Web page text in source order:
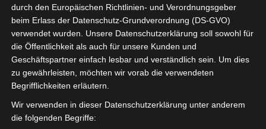
Natürlich ist die isdv nicht alleine hier.
Gemeinsam mit unseren Kolleginnen und
Kollegen desForum
Veranstaltungswirtschaftvertreten wir die
Veranstaltungswirtschaft und sprechen mit
den anwesenden Politikerinnen und
Politikern.
durch den Europäischen Richtlinien- und Verordnungsgeber
beim Erlass der Datenschutz-Grundverordnung (DS-GVO)
verwendet wurden. Unsere Datenschutzerklärung soll sowohl für
die Öffentlichkeit als auch für unsere Kunden und
Geschäftspartner einfach lesbar und verständlich sein. Um dies
zu gewährleisten, möchten wir vorab die verwendeten
Begrifflichkeiten erläutern.
Wir verwenden in dieser Datenschutzerklärung unter anderem
die folgenden Begriffe: